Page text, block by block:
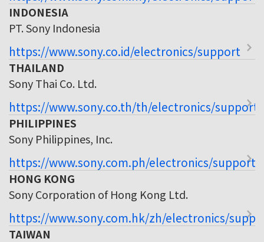
INDONESIA
PT. Sony Indonesia
https://www.sony.co.id/electronics/support
THAILAND
Sony Thai Co. Ltd.
https://www.sony.co.th/th/electronics/support
PHILIPPINES
Sony Philippines, Inc.
https://www.sony.com.ph/electronics/support
HONG KONG
Sony Corporation of Hong Kong Ltd.
https://www.sony.com.hk/zh/electronics/
TAIWAN